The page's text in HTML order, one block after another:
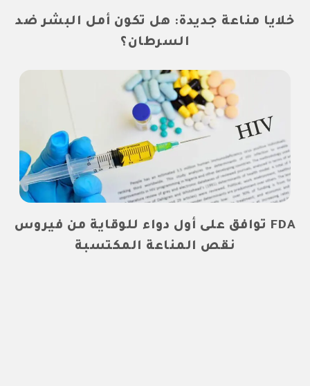
خلايا مناعة جديدة: هل تكون أمل البشر ضد
السرطان؟
FDA توافق على أول دواء للوقاية من فيروس
نقص المناعة المكتسبة